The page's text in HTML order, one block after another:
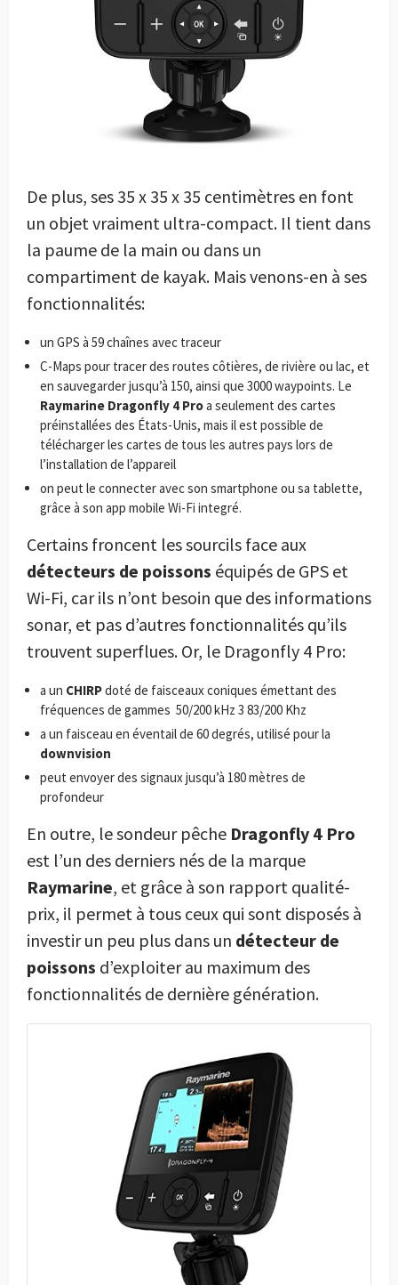
De plus, ses 35 x 35 x 35 centimètres en font
un objet vraiment ultra-compact. Il tient dans
la paume de la main ou dans un
compartiment de kayak. Mais venons-en à ses
fonctionnalités:
un GPS à 59 chaînes avec traceur
C-Maps pour tracer des routes côtières, de rivière ou lac, et
en sauvegarder jusqu’à 150, ainsi que 3000 waypoints. Le
Raymarine Dragonfly 4 Proa seulement des cartes
préinstallées des États-Unis, mais il est possible de
télécharger les cartes de tous les autres pays lors de
l’installation de l’appareil
on peut le connecter avec son smartphone ou sa tablette,
grâce à son app mobile Wi-Fi integré.
Certains froncent les sourcils face aux
détecteurs de poissons équipés de GPS et
Wi-Fi, car ils n’ont besoin que des informations
sonar, et pas d’autres fonctionnalités qu’ils
trouvent superflues. Or, le Dragonfly 4 Pro:
a un CHIRPdoté de faisceaux coniques émettant des
fréquences de gammes 50/200 kHz 3 83/200 Khz
a un faisceau en éventail de 60 degrés, utilisé pour la
downvision
peut envoyer des signaux jusqu’à 180 mètres de
profondeur
En outre, le sondeur pêche Dragonfly 4 Pro
est l’un des derniers nés de la marque
Raymarine, et grâce à son rapport qualité-
prix, il permet à tous ceux qui sont disposés à
investir un peu plus dans un détecteur de
poissons d’exploiter au maximum des
fonctionnalités de dernière génération.